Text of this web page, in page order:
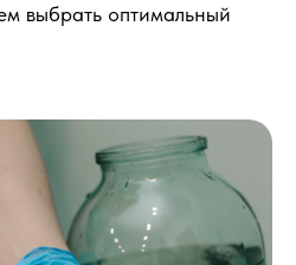
выбрать оптимальный